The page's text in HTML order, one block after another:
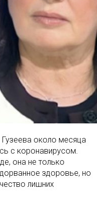
около месяца
с коронавирусом.
она не только
здоровье, но
лишних